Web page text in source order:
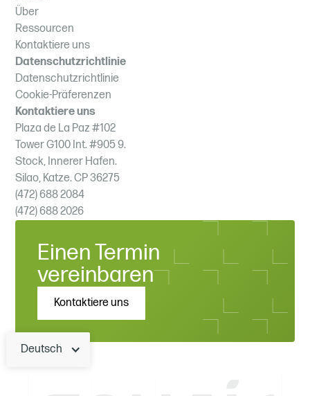
Über
Ressourcen
Kontaktiere uns
Datenschutzrichtlinie
Datenschutzrichtlinie
Cookie-Präferenzen
Kontaktiere uns
Plaza de La Paz #102
Tower G100 Int. #905 9.
Stock, Innerer Hafen.
Silao, Katze. CP 36275
(472) 688 2084
(472) 688 2026
Einen Termin
vereinbaren
Kontaktiere uns
Deutsch